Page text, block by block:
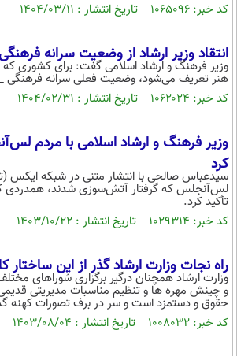
کد خبر: ۱۰۶۵۰۹۶ تاریخ انتشار : ۱۴۰۴/۰۳/۱۱
انتقاد وزیر ارشاد از وضعیت سرانه
وزیر فرهنگ و ارشاد اسلامی گفت: برای کشوری
هنر تعریف می‌شود، وضعیت فعلی سرانه
کد خبر: ۱۰۶۲۰۲۴ تاریخ انتشار : ۱۴۰۴/۰۲/۳۱
وزیر فرهنگ و ارشاد اسلامی با مردم
کرد
سیدعباس صالحی با انتشار متنی در شبکه ایکس
لس‌آنجلس که گرفتار آتش‌سوزی شدند، همدردی
تأکید کرد.
کد خبر: ۱۰۲۹۳۱۴ تاریخ انتشار : ۱۴۰۳/۱۰/۲۲
راه نجات وزارت ارشاد گذر از این
وزارت ارشاد همچنان درگیر برگزاری شوراهای
و چینش مهره ها و تنظیم‌ مناسبات مدیریتی
حقوق و دستمزد است و سر در برف تصورات کهنه
کد خبر: ۱۰۰۸۰۳۲ تاریخ انتشار : ۱۴۰۳/۰۸/۰۴